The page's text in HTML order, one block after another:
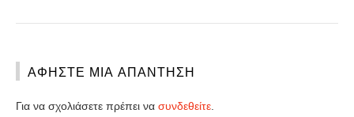
ΑΦΉΣΤΕ ΜΙΑ ΑΠΆΝΤΗΣΗ
Για να σχολιάσετε πρέπει να συνδεθείτε